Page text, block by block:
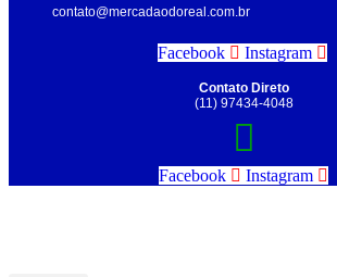
contato@mercadaodoreal.com.br
Facebook Instagram
Contato Direto
(11) 97434-4048
Facebook Instagram